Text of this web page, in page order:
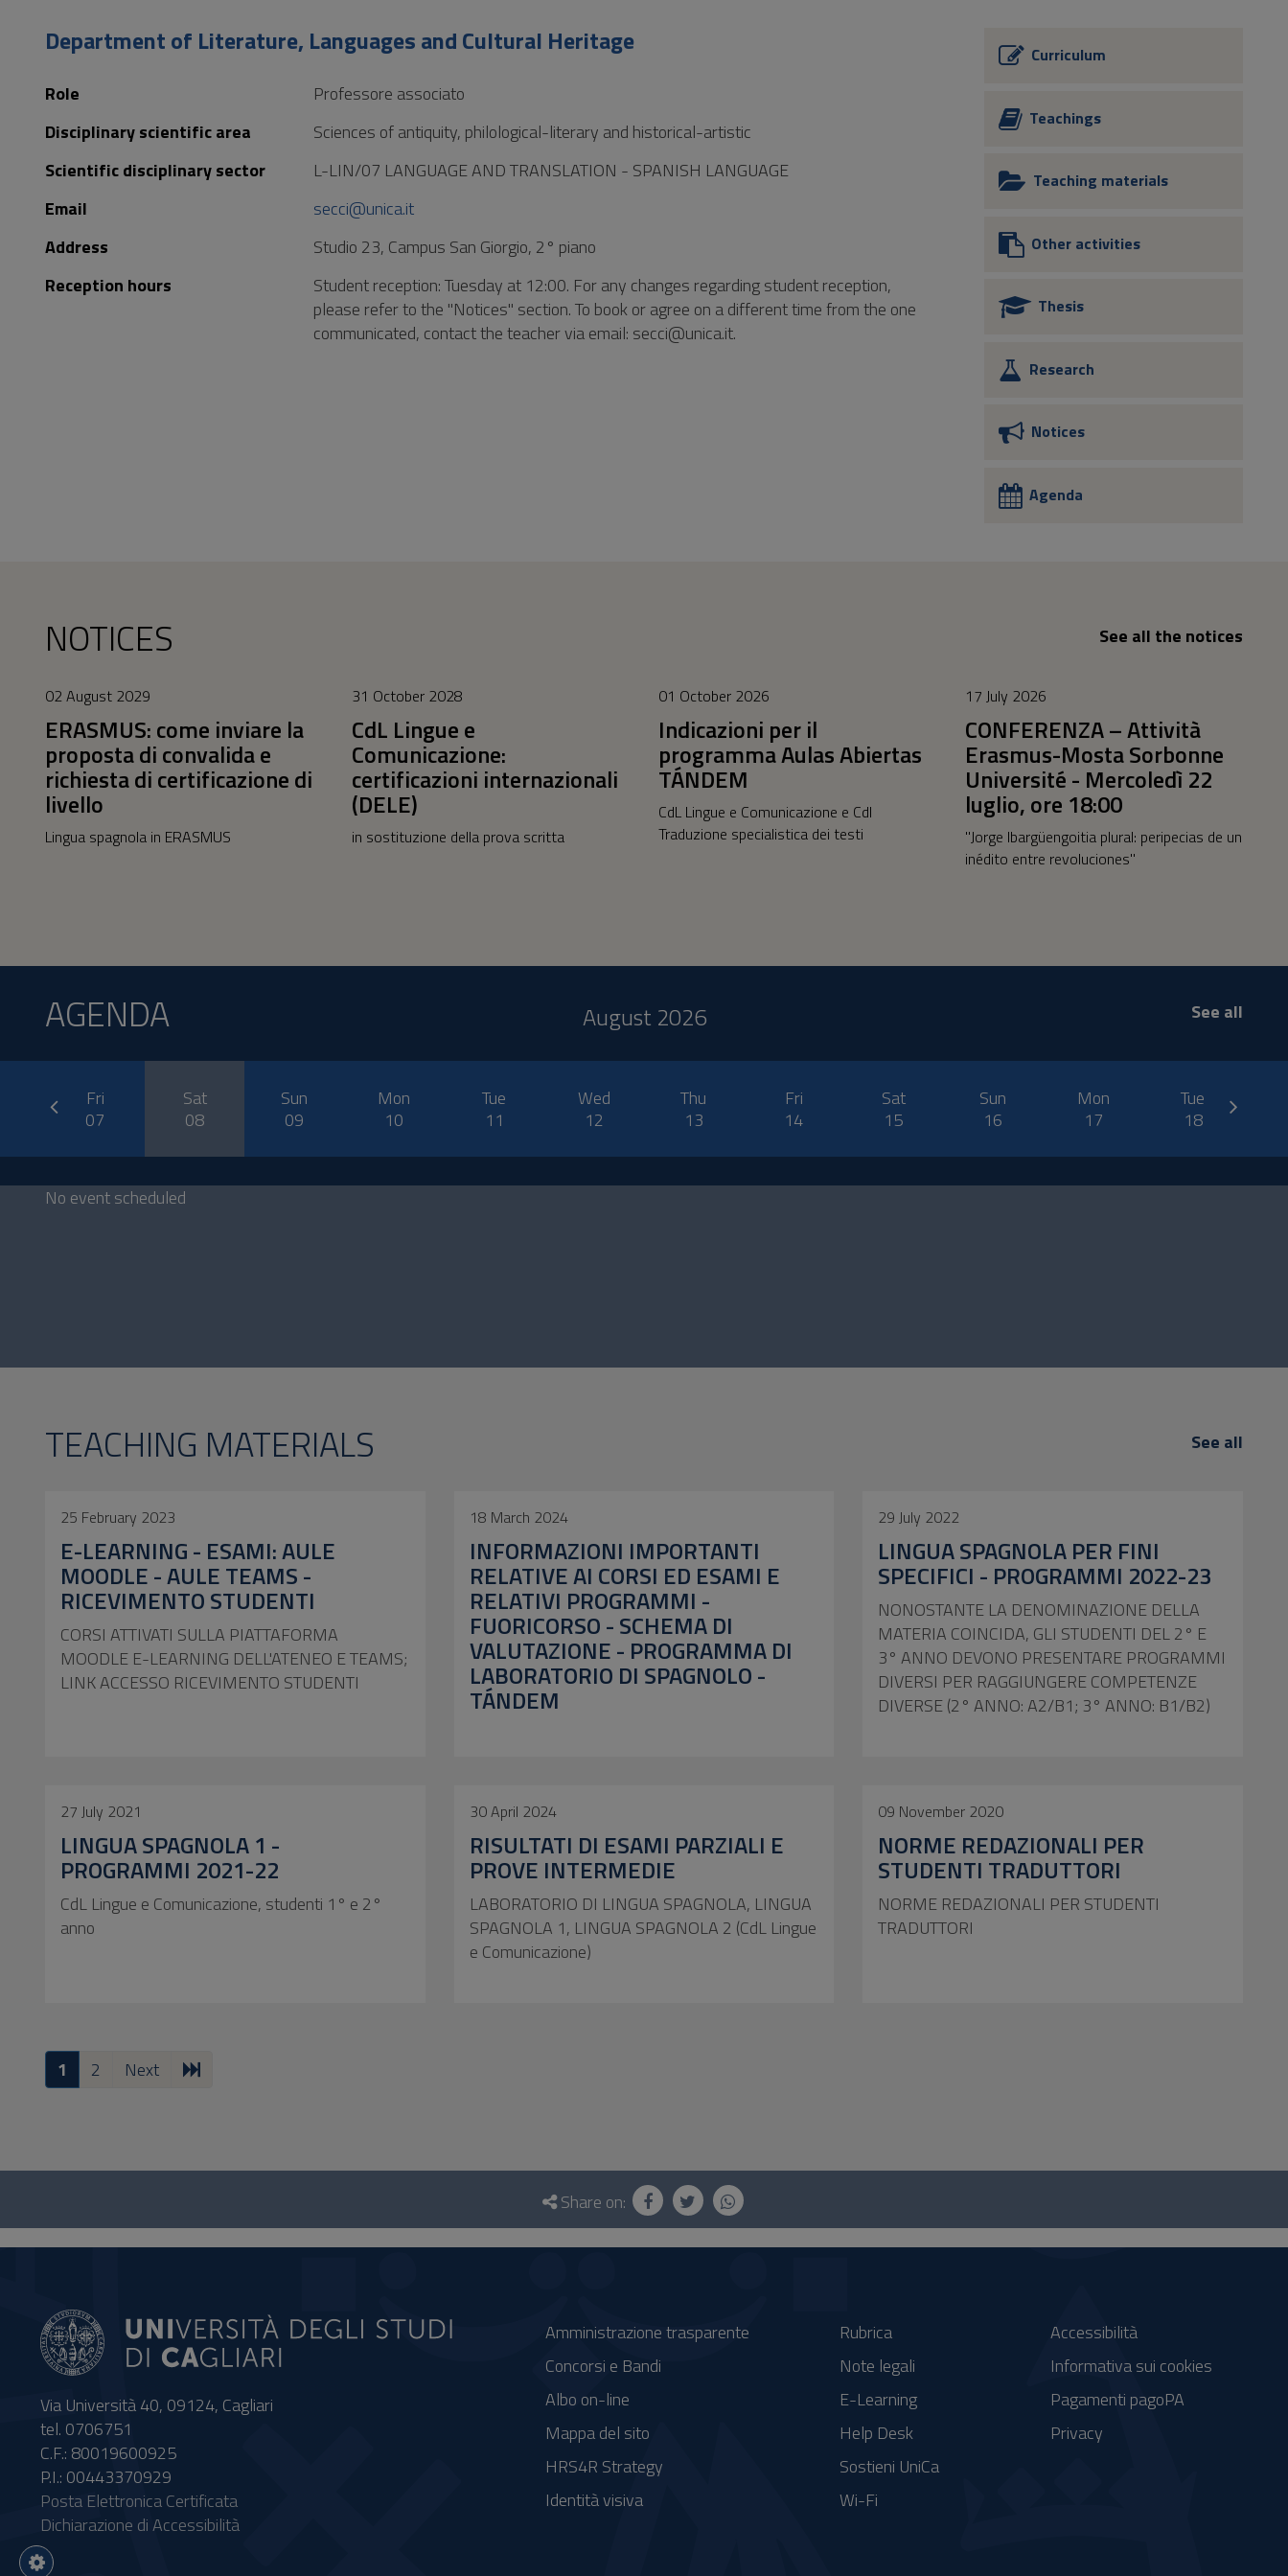
FooterDepartment of Literature, Languages and Cultural Heritage
Role
Professore associato
Disciplinary scientific area
Sciences of antiquity, philological-literary and historical-artistic
Scientific disciplinary sector
L-LIN/07 LANGUAGE AND TRANSLATION - SPANISH LANGUAGE
Email
secci@unica.it
Address
Studio 23, Campus San Giorgio, 2° piano
Reception hours
Student reception: Tuesday at 12:00. For any changes regarding student reception,
please refer to the "Notices" section. To book or agree on a different time from the one
communicated, contact the teacher via email: secci@unica.it.
Curriculum
Teachings
Teaching materials
Other activities
Thesis
Research
Notices
Agenda
NOTICES See all the notices
02 August 2029
ERASMUS: come inviare la
proposta di convalida e
richiesta di certificazione di
livello
Lingua spagnola in ERASMUS
31 October 2028
CdL Lingue e
Comunicazione:
certificazioni internazionali
(DELE)
in sostituzione della prova scritta
01 October 2026
Indicazioni per il
programma Aulas Abiertas
TÁNDEM
CdL Lingue e Comunicazione e Cdl
Traduzione specialistica dei testi
17 July 2026
CONFERENZA – Attività
Erasmus-Mosta Sorbonne
Université - Mercoledì 22
luglio, ore 18:00
"Jorge Ibargüengoitia plural: peripecias de un
inédito entre revoluciones"
AGENDA August 2026 See all
Fri
07
Sat
08
Sun
09
Mon
10
Tue
11
Wed
12
Thu
13
Fri
14
Sat
15
Sun
16
Mon
17
Tue
18
prev
No event scheduled
TEACHING MATERIALS See all
25 February 2023
E-LEARNING - ESAMI: AULE
MOODLE - AULE TEAMS -
RICEVIMENTO STUDENTI
CORSI ATTIVATI SULLA PIATTAFORMA
MOODLE E-LEARNING DELL'ATENEO E TEAMS;
LINK ACCESSO RICEVIMENTO STUDENTI
18 March 2024
INFORMAZIONI IMPORTANTI
RELATIVE AI CORSI ED ESAMI E
RELATIVI PROGRAMMI -
FUORICORSO - SCHEMA DI
VALUTAZIONE - PROGRAMMA DI
LABORATORIO DI SPAGNOLO -
TÁNDEM
29 July 2022
LINGUA SPAGNOLA PER FINI
SPECIFICI - PROGRAMMI 2022-23
NONOSTANTE LA DENOMINAZIONE DELLA
MATERIA COINCIDA, GLI STUDENTI DEL 2° E
3° ANNO DEVONO PRESENTARE PROGRAMMI
DIVERSI PER RAGGIUNGERE COMPETENZE
DIVERSE (2° ANNO: A2/B1; 3° ANNO: B1/B2)
27 July 2021
LINGUA SPAGNOLA 1 -
PROGRAMMI 2021-22
CdL Lingue e Comunicazione, studenti 1° e 2°
anno
30 April 2024
RISULTATI DI ESAMI PARZIALI E
PROVE INTERMEDIE
LABORATORIO DI LINGUA SPAGNOLA, LINGUA
SPAGNOLA 1, LINGUA SPAGNOLA 2 (CdL Lingue
e Comunicazione)
09 November 2020
NORME REDAZIONALI PER
STUDENTI TRADUTTORI
NORME REDAZIONALI PER STUDENTI
TRADUTTORI
1 2 Next
Questionnaire
social
Share on:
Via Università 40, 09124, Cagliari
tel. 0706751
C.F.: 80019600925
P.I.: 00443370929
Posta Elettronica Certificata
Dichiarazione di Accessibilità
Amministrazione trasparente
Concorsi e Bandi
Albo on-line
Mappa del sito
HRS4R Strategy
Identità visiva
Rubrica
Note legali
E-Learning
Help Desk
Sostieni UniCa
Wi-Fi
Accessibilità
Informativa sui cookies
Pagamenti pagoPA
Privacy
Impostazioni